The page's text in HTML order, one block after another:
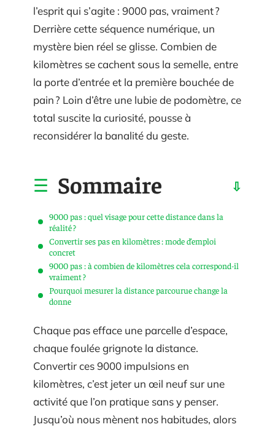
l’esprit qui s’agite : 9000 pas, vraiment ?
Derrière cette séquence numérique, un
mystère bien réel se glisse. Combien de
kilomètres se cachent sous la semelle, entre
la porte d’entrée et la première bouchée de
pain ? Loin d’être une lubie de podomètre, ce
total suscite la curiosité, pousse à
reconsidérer la banalité du geste.
Sommaire
9000 pas : quel visage pour cette distance dans la
réalité ?
Convertir ses pas en kilomètres : mode d’emploi
concret
9000 pas : à combien de kilomètres cela correspond-il
vraiment ?
Pourquoi mesurer la distance parcourue change la
donne
Chaque pas efface une parcelle d’espace,
chaque foulée grignote la distance.
Convertir ces 9000 impulsions en
kilomètres, c’est jeter un œil neuf sur une
activité que l’on pratique sans y penser.
Jusqu’où nous mènent nos habitudes, alors